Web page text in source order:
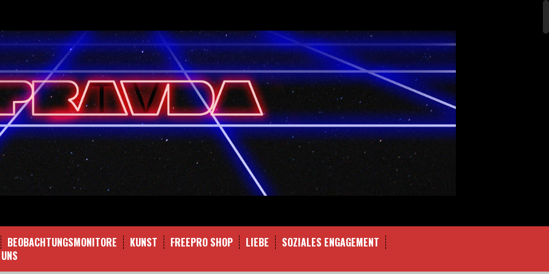
BEOBACHTUNGSMONITORE KUNST FREEPRO SHOP LIEBE
SOZIALES ENGAGEMENT